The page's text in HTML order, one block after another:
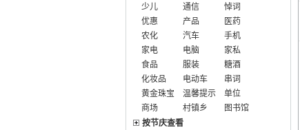
少儿
通信
悼词
优惠
产品
医药
农化
汽车
手机
家电
电脑
家私
食品
服装
糖酒
化妆品
电动车
串词
黄金珠宝
温馨提示
单位
商场
村镇乡
图书馆
按节庆查看